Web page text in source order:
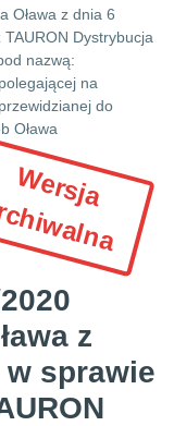
Oława z dnia 6
Dystrybucja
nazwą:
na
do
Oława
W
e
r
s
ja
r
c
h
iw
a
ln
z
w sprawie